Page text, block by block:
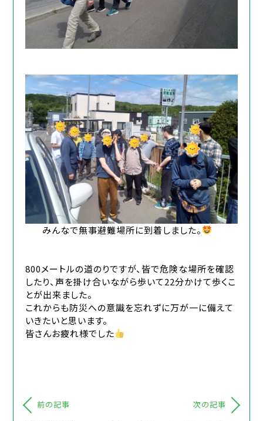
みんなで無事避難場所に到着しました。
800メートルの道のりですが、皆で危険な場所を確認
したり、声を掛け合いながら歩いて22分かけて歩くこ
とが出来ました。
これからも防災への意識を忘れずに万が一に備えて
いきたいと思います。
皆さんお疲れ様でした
前の記事 次の記事